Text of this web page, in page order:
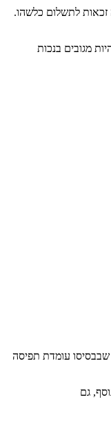
לתשלום כלשהו.
מגובים בנכות
שבבסיסו עומדת תפיסה
גם